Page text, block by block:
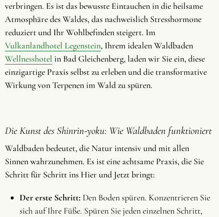
verbringen. Es ist das bewusste Eintauchen in die heilsame
Atmosphäre des Waldes, das nachweislich Stresshormone
reduziert und Ihr Wohlbefinden steigert. Im
Vulkanlandhotel Legenstein, Ihrem idealen Waldbaden
Wellnesshotel in Bad Gleichenberg, laden wir Sie ein, diese
einzigartige Praxis selbst zu erleben und die transformative
Wirkung von Terpenen im Wald zu spüren.
Die Kunst des Shinrin-yoku: Wie Waldbaden funktioniert
Waldbaden bedeutet, die Natur intensiv und mit allen
Sinnen wahrzunehmen. Es ist eine achtsame Praxis, die Sie
Schritt für Schritt ins Hier und Jetzt bringt:
Der erste Schritt: Den Boden spüren. Konzentrieren Sie
sich auf Ihre Füße. Spüren Sie jeden einzelnen Schritt,